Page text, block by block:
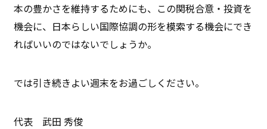
本の豊かさを維持するためにも、この関税合意・投資を
機会に、日本らしい国際協調の形を模索する機会にでき
ればいいのではないでしょうか。
では引き続きよい週末をお過ごしください。
代表 武田 秀俊